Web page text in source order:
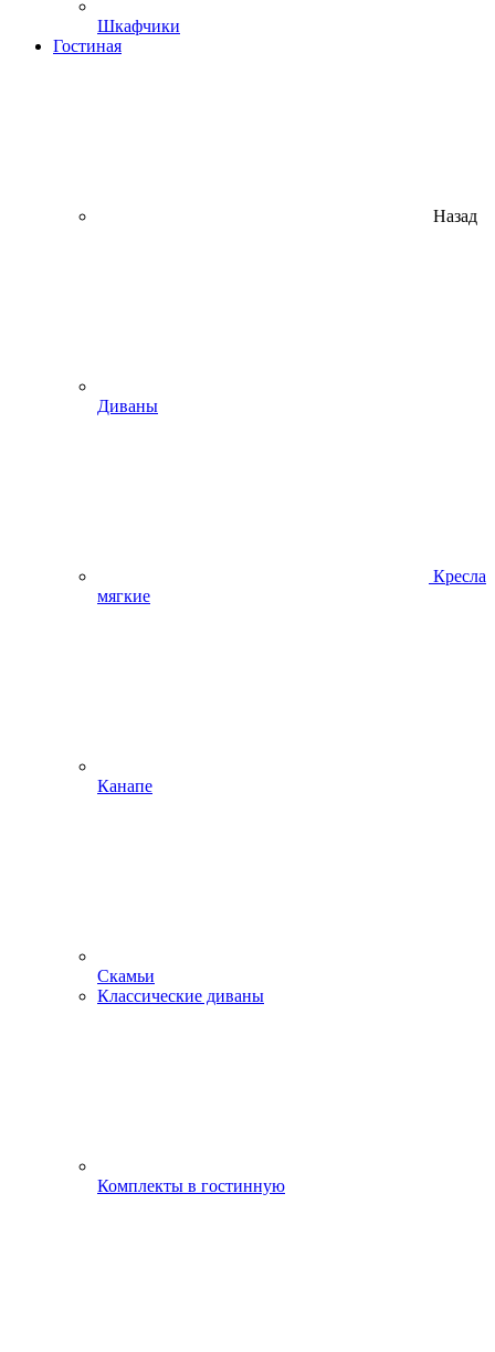
Шкафчики
Гостиная
Назад
Диваны
Кресла
мягкие
Канапе
Скамьи
Классические диваны
Комплекты в гостинную